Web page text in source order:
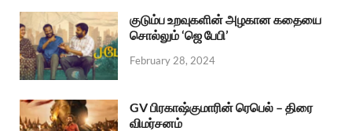
குடும்ப உறவுகளின் அழகான கதையை
சொல்லும் ‘ஜெ பேபி’
February 28, 2024
GV பிரகாஷ்குமாரின் ரெபெல் – திரை
விமர்சனம்